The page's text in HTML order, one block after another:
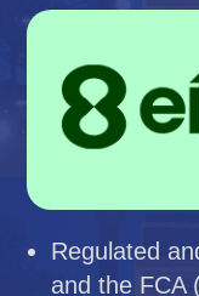
Regulated
and the FCA